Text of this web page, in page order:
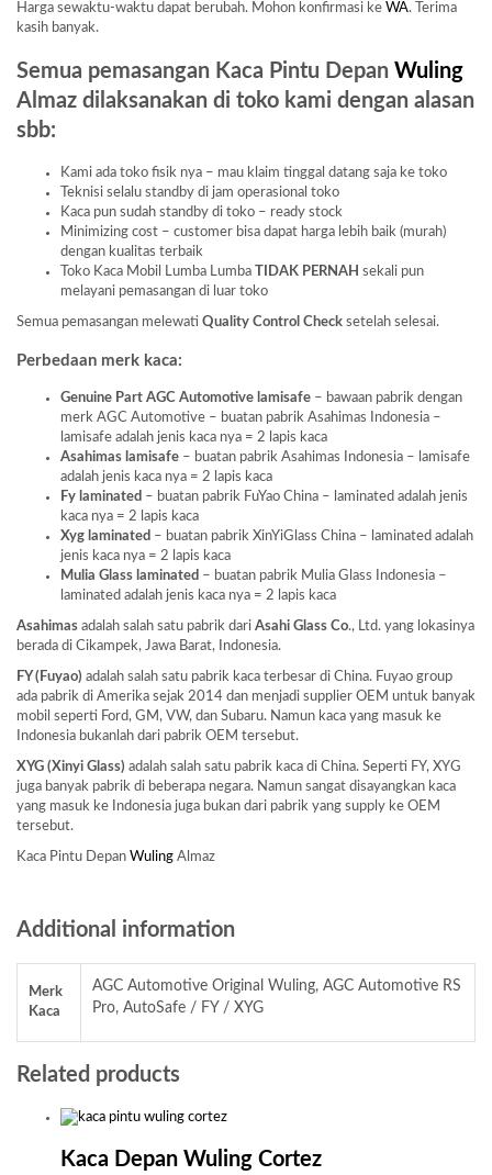
Harga sewaktu-waktu dapat berubah. Mohon konfirmasi ke WA. Terima
kasih banyak.
Semua pemasangan Kaca Pintu Depan Wuling
Almaz dilaksanakan di toko kami dengan alasan
sbb:
Kami ada toko fisik nya – mau klaim tinggal datang saja ke toko
Teknisi selalu standby di jam operasional toko
Kaca pun sudah standby di toko – ready stock
Minimizing cost – customer bisa dapat harga lebih baik (murah)
dengan kualitas terbaik
Toko Kaca Mobil Lumba Lumba TIDAK PERNAH sekali pun
melayani pemasangan di luar toko
Semua pemasangan melewati Quality Control Check setelah selesai.
Perbedaan merk kaca:
Genuine Part AGC Automotive lamisafe – bawaan pabrik dengan
merk AGC Automotive – buatan pabrik Asahimas Indonesia –
lamisafe adalah jenis kaca nya = 2 lapis kaca
Asahimas lamisafe – buatan pabrik Asahimas Indonesia – lamisafe
adalah jenis kaca nya = 2 lapis kaca
Fy laminated – buatan pabrik FuYao China – laminated adalah jenis
kaca nya = 2 lapis kaca
Xyg laminated – buatan pabrik XinYiGlass China – laminated adalah
jenis kaca nya = 2 lapis kaca
Mulia Glass laminated – buatan pabrik Mulia Glass Indonesia –
laminated adalah jenis kaca nya = 2 lapis kaca
Asahimas adalah salah satu pabrik dari Asahi Glass Co., Ltd. yang lokasinya
berada di Cikampek, Jawa Barat, Indonesia.
FY (Fuyao) adalah salah satu pabrik kaca terbesar di China. Fuyao group
ada pabrik di Amerika sejak 2014 dan menjadi supplier OEM untuk banyak
mobil seperti Ford, GM, VW, dan Subaru. Namun kaca yang masuk ke
Indonesia bukanlah dari pabrik OEM tersebut.
XYG (Xinyi Glass) adalah salah satu pabrik kaca di China. Seperti FY, XYG
juga banyak pabrik di beberapa negara. Namun sangat disayangkan kaca
yang masuk ke Indonesia juga bukan dari pabrik yang supply ke OEM
tersebut.
Kaca Pintu Depan Wuling Almaz
Additional information
Merk
Kaca
AGC Automotive Original Wuling, AGC Automotive RS
Pro, AutoSafe / FY / XYG
Related products
Kaca Depan Wuling Cortez